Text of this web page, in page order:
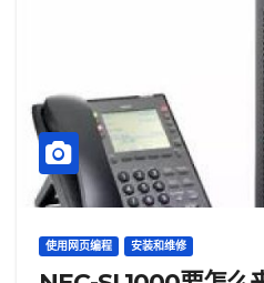
使用网页编程 安装和维修